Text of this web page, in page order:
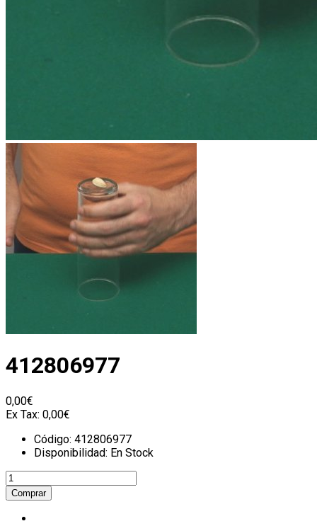
412806977
0,00€
Ex Tax: 0,00€
Código: 412806977
Disponibilidad: En Stock